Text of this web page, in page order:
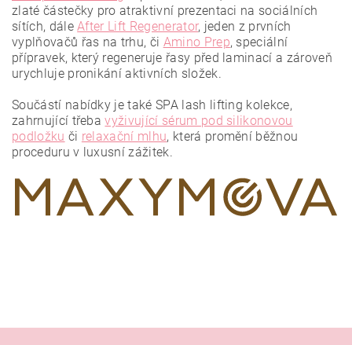
osobních údajů.
zlaté částečky pro atraktivní prezentaci na sociálních
sítích, dáleAfter Lift Regenerator, jeden z prvních
vyplňovačů řas na trhu, či Amino Prep, speciální
přípravek, který regeneruje řasy před laminací a zároveň
urychluje pronikání aktivních složek.
Součástí nabídky je také SPA lash lifting kolekce,
zahrnující třebavyživující sérum pod silikonovou
podložku či relaxační mlhu, která promění běžnou
proceduru v luxusní zážitek.